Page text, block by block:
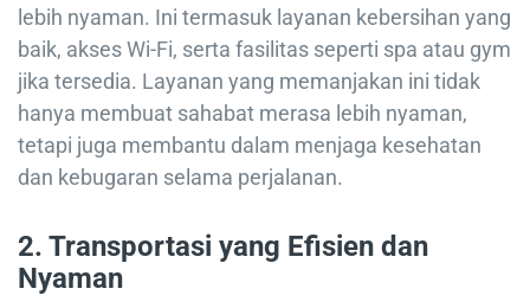
lebih nyaman. Ini termasuk layanan kebersihan yang
baik, akses Wi-Fi, serta fasilitas seperti spa atau gym
jika tersedia. Layanan yang memanjakan ini tidak
hanya membuat sahabat merasa lebih nyaman,
tetapi juga membantu dalam menjaga kesehatan
dan kebugaran selama perjalanan.
2. Transportasi yang Efisien dan
Nyaman